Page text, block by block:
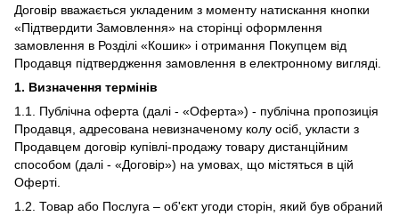
Договір вважається укладеним з моменту натискання кнопки
«Підтвердити Замовлення» на сторінці оформлення
замовлення в Розділі «Кошик» і отримання Покупцем від
Продавця підтвердження замовлення в електронному вигляді.
1. Визначення термінів
1.1. Публічна оферта (далі - «Оферта») - публічна пропозиція
Продавця, адресована невизначеному колу осіб, укласти з
Продавцем договір купівлі-продажу товару дистанційним
способом (далі - «Договір») на умовах, що містяться в цій
Оферті.
1.2. Товар або Послуга – об'єкт угоди сторін, який був обраний